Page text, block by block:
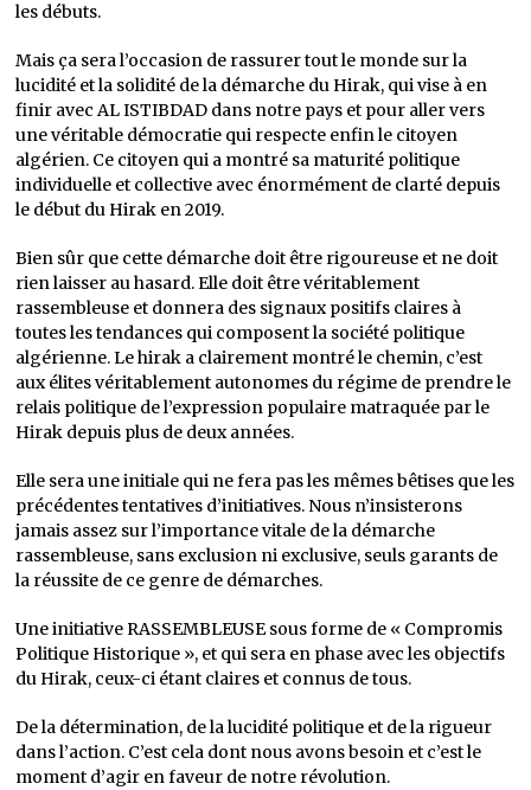
les débuts.
Mais ça sera l’occasion de rassurer tout le monde sur la
lucidité et la solidité de la démarche du Hirak, qui vise à en
finir avec AL ISTIBDAD dans notre pays et pour aller vers
une véritable démocratie qui respecte enfin le citoyen
algérien. Ce citoyen qui a montré sa maturité politique
individuelle et collective avec énormément de clarté depuis
le début du Hirak en 2019.
Bien sûr que cette démarche doit être rigoureuse et ne doit
rien laisser au hasard. Elle doit être véritablement
rassembleuse et donnera des signaux positifs claires à
toutes les tendances qui composent la société politique
algérienne. Le hirak a clairement montré le chemin, c’est
aux élites véritablement autonomes du régime de prendre le
relais politique de l’expression populaire matraquée par le
Hirak depuis plus de deux années.
Elle sera une initiale qui ne fera pas les mêmes bêtises que les
précédentes tentatives d’initiatives. Nous n’insisterons
jamais assez sur l’importance vitale de la démarche
rassembleuse, sans exclusion ni exclusive, seuls garants de
la réussite de ce genre de démarches.
Une initiative RASSEMBLEUSE sous forme de « Compromis
Politique Historique », et qui sera en phase avec les objectifs
du Hirak, ceux-ci étant claires et connus de tous.
De la détermination, de la lucidité politique et de la rigueur
dans l’action. C’est cela dont nous avons besoin et c’est le
moment d’agir en faveur de notre révolution.